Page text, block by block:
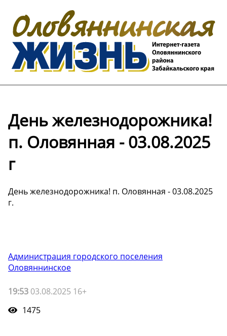
День железнодорожника!
п. Оловянная - 03.08.2025
г
День железнодорожника! п. Оловянная - 03.08.2025
г.
Администрация городского поселения
Оловяннинское
19:53 03.08.2025 16+
1475